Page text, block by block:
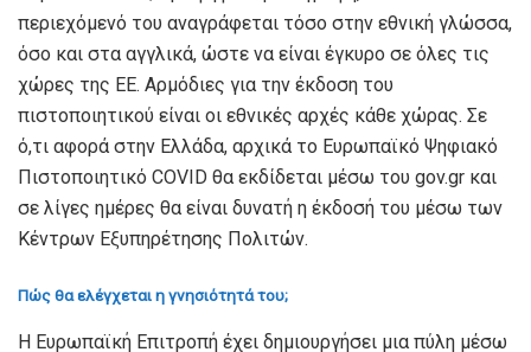
περιεχόμενό του αναγράφεται τόσο στην εθνική γλώσσα,
όσο και στα αγγλικά, ώστε να είναι έγκυρο σε όλες τις
χώρες της ΕΕ. Αρμόδιες για την έκδοση του
πιστοποιητικού είναι οι εθνικές αρχές κάθε χώρας. Σε
ό,τι αφορά στην Ελλάδα, αρχικά το Ευρωπαϊκό Ψηφιακό
Πιστοποιητικό COVID θα εκδίδεται μέσω του gov.gr και
σε λίγες ημέρες θα είναι δυνατή η έκδοσή του μέσω των
Κέντρων Εξυπηρέτησης Πολιτών.
Πώς θα ελέγχεται η γνησιότητά του;
Η Ευρωπαϊκή Επιτροπή έχει δημιουργήσει μια πύλη μέσω